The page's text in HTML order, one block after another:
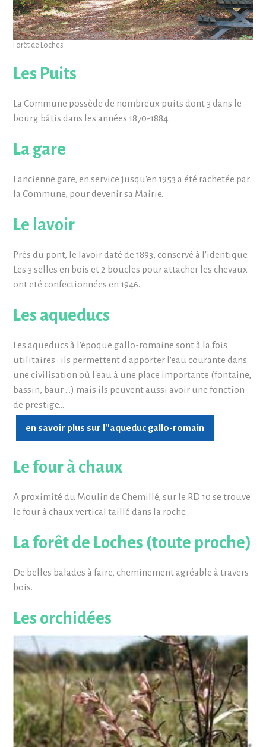
Forêt de Loches
Les Puits
La Commune possède de nombreux puits dont 3 dans le
bourg bâtis dans les années 1870-1884.
La gare
L'ancienne gare, en service jusqu'en 1953 a été rachetée par
la Commune, pour devenir sa Mairie.
Le lavoir
Près du pont, le lavoir daté de 1893, conservé à l'identique.
Les 3 selles en bois et 2 boucles pour attacher les chevaux
ont eté confectionnées en 1946.
Les aqueducs
Les aqueducs à l'époque gallo-romaine sont à la fois
utilitaires : ils permettent d'apporter l'eau courante dans
une civilisation où l'eau à une place importante (fontaine,
bassin, baur …) mais ils peuvent aussi avoir une fonction
de prestige...
en savoir plus sur l''aqueduc gallo-romain
Le four à chaux
A proximité du Moulin de Chemillé, sur le RD 10 se trouve
le four à chaux vertical taillé dans la roche.
La forêt de Loches (toute proche)
De belles balades à faire, cheminement agréable à travers
bois.
Les orchidées